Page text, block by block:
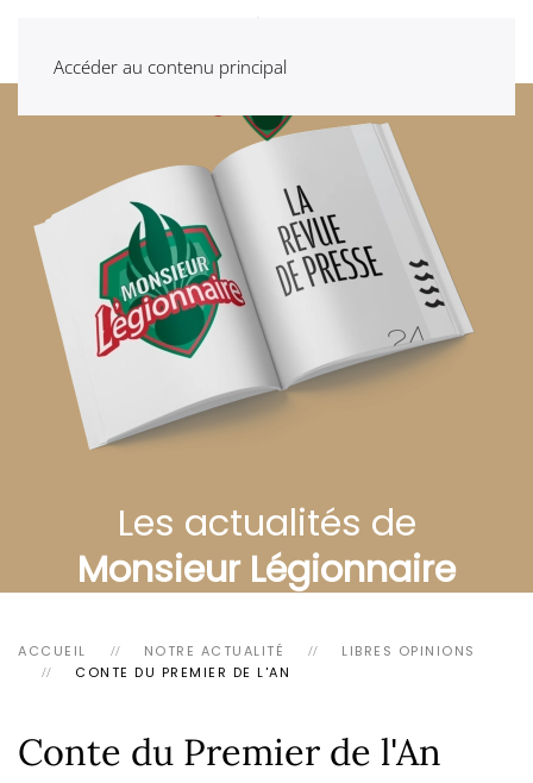
Accéder au contenu principal
Les actualités de
Monsieur Légionnaire
ACCUEIL NOTRE ACTUALITÉ
LIBRES OPINIONS
CONTE DU PREMIER DE L'AN
Conte du Premier de l'An